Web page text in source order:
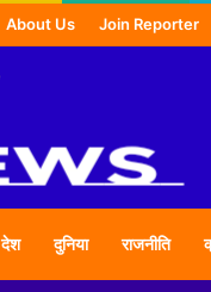
About Us Join Reporter
देश दुनिया राजनीति